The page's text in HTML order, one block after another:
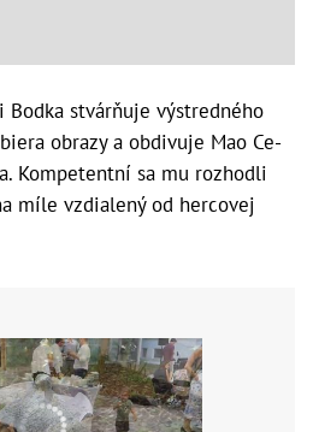
Bodka stvárňuje výstredného
obrazy a obdivuje Mao Ce-
Kompetentní sa mu rozhodli
míle vzdialený od hercovej